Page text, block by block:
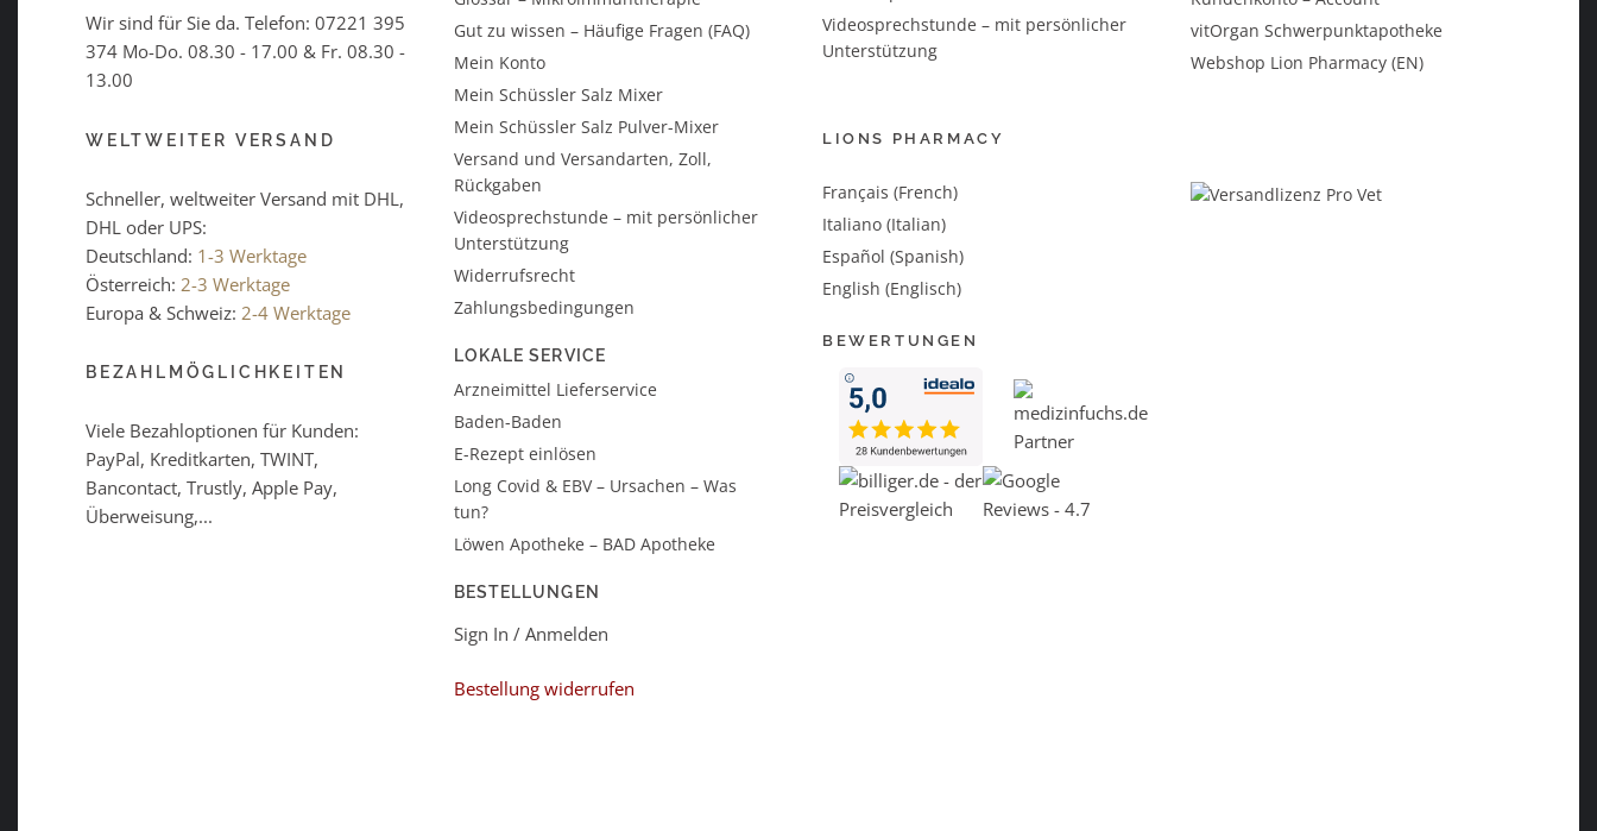
Wir sind für Sie da. Telefon: 07221 395
374 Mo-Do. 08.30 - 17.00 & Fr. 08.30 -
13.00
WELTWEITER VERSAND
Schneller, weltweiter Versand mit DHL,
DHL oder UPS:
Deutschland: 1-3 Werktage
Österreich: 2-3 Werktage
Europa & Schweiz: 2-4 Werktage
BEZAHLMÖGLICHKEITEN
Viele Bezahloptionen für Kunden:
PayPal, Kreditkarten, TWINT,
Bancontact, Trustly, Apple Pay,
Überweisung,...
Gut zu wissen – Häufige Fragen (FAQ)
Mein Konto
Mein Schüssler Salz Mixer
Mein Schüssler Salz Pulver-Mixer
Versand und Versandarten, Zoll,
Rückgaben
Videosprechstunde – mit persönlicher
Unterstützung
Widerrufsrecht
Zahlungsbedingungen
LOKALE SERVICE
Arzneimittel Lieferservice
Baden-Baden
E-Rezept einlösen
Long Covid & EBV – Ursachen – Was
tun?
Löwen Apotheke – BAD Apotheke
BESTELLUNGEN
Sign In / Anmelden
Bestellung widerrufen
Videosprechstunde – mit persönlicher
Unterstützung
LIONS PHARMACY
Français (French)
Italiano (Italian)
Español (Spanish)
English (Englisch)
BEWERTUNGEN
vitOrgan Schwerpunktapotheke
Webshop Lion Pharmacy (EN)